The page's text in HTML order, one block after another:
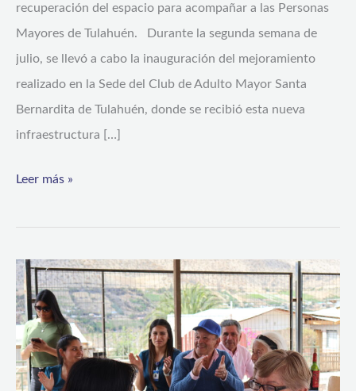
recuperación del espacio para acompañar a las Personas
Mayores de Tulahuén. Durante la segunda semana de
julio, se llevó a cabo la inauguración del mejoramiento
realizado en la Sede del Club de Adulto Mayor Santa
Bernardita de Tulahuén, donde se recibió esta nueva
infraestructura […]
comunitaria
Leer más »
Nuevos
exitosos
egresos
del
programa